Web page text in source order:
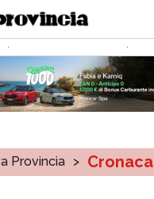
Provincia > Cronaca